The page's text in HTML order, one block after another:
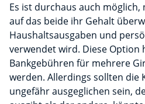
Es ist durchaus auch
auf das beide ihr Gehalt
Haushaltsausgaben und
verwendet wird. Diese Option
Bankgebühren für mehrere
werden. Allerdings sollten die
ungefähr ausgeglichen sein,